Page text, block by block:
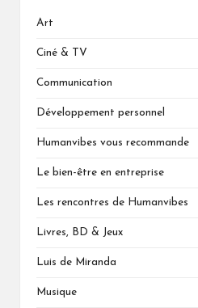
Art
Ciné & TV
Communication
Développement personnel
Humanvibes vous recommande
Le bien-être en entreprise
Les rencontres de Humanvibes
Livres, BD & Jeux
Luis de Miranda
Musique